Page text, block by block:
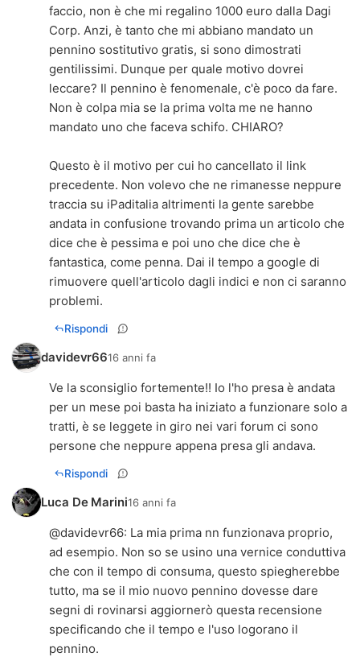
faccio, non è che mi regalino 1000 euro dalla Dagi
Corp. Anzi, è tanto che mi abbiano mandato un
pennino sostitutivo gratis, si sono dimostrati
gentilissimi. Dunque per quale motivo dovrei
leccare? Il pennino è fenomenale, c'è poco da fare.
Non è colpa mia se la prima volta me ne hanno
mandato uno che faceva schifo. CHIARO?
Questo è il motivo per cui ho cancellato il link
precedente. Non volevo che ne rimanesse neppure
traccia su iPaditalia altrimenti la gente sarebbe
andata in confusione trovando prima un articolo che
dice che è pessima e poi uno che dice che è
fantastica, come penna. Dai il tempo a google di
rimuovere quell'articolo dagli indici e non ci saranno
problemi.
Rispondi
davidevr6616 anni fa
Ve la sconsiglio fortemente!! Io l'ho presa è andata
per un mese poi basta ha iniziato a funzionare solo a
tratti, è se leggete in giro nei vari forum ci sono
persone che neppure appena presa gli andava.
Rispondi
Luca De Marini16 anni fa
@davidevr66: La mia prima nn funzionava proprio,
ad esempio. Non so se usino una vernice conduttiva
che con il tempo di consuma, questo spiegherebbe
tutto, ma se il mio nuovo pennino dovesse dare
segni di rovinarsi aggiornerò questa recensione
specificando che il tempo e l'uso logorano il
pennino.